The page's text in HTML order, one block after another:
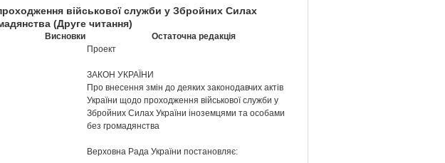
військової служби у Збройних Силах
(Друге читання)
Висновки
Остаточна редакція
Проект
ЗАКОН УКРАЇНИ
Про внесення змін до деяких законодавчих актів
України щодо проходження військової служби у
Збройних Силах України іноземцями та особами
без громадянства
Верховна Рада України постановляє: